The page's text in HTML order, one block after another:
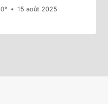
15 août 2025